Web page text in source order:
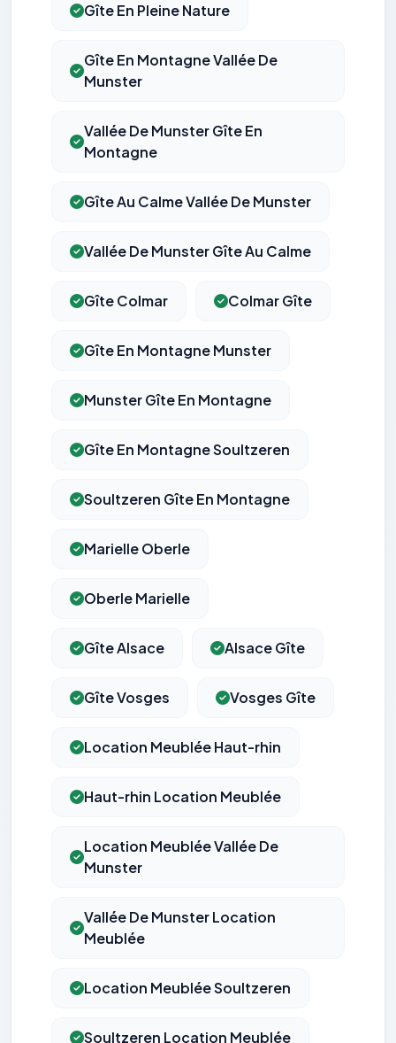
Gîte En Pleine Nature
Gîte En Montagne Vallée De
Munster
Vallée De Munster Gîte En
Montagne
Gîte Au Calme Vallée De Munster
Vallée De Munster Gîte Au Calme
Gîte Colmar Colmar Gîte
Gîte En Montagne Munster
Munster Gîte En Montagne
Gîte En Montagne Soultzeren
Soultzeren Gîte En Montagne
Marielle Oberle
Oberle Marielle
Gîte Alsace Alsace Gîte
Gîte Vosges Vosges Gîte
Location Meublée Haut-rhin
Haut-rhin Location Meublée
Location Meublée Vallée De
Munster
Vallée De Munster Location
Meublée
Location Meublée Soultzeren
Soultzeren Location Meublée